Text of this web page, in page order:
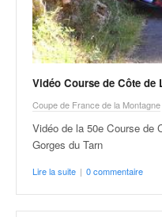
Vidéo Course de Côte de
Coupe de France de la Montagne
Vidéo de la 50e Course de
Gorges du Tarn
Lire la suite | 0 commentaire